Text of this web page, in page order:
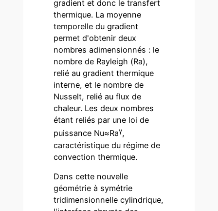
gradient et donc le transfert
thermique. La moyenne
temporelle du gradient
permet d'obtenir deux
nombres adimensionnés : le
nombre de Rayleigh (Ra),
relié au gradient thermique
interne, et le nombre de
Nusselt, relié au flux de
chaleur. Les deux nombres
étant reliés par une loi de
puissance Nu≈Raγ,
caractéristique du régime de
convection thermique.
Dans cette nouvelle
géométrie à symétrie
tridimensionnelle cylindrique,